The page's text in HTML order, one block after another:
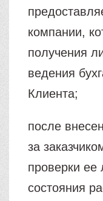
компании,
получения
ведения
Клиента;
после
за
проверки ее
состояния